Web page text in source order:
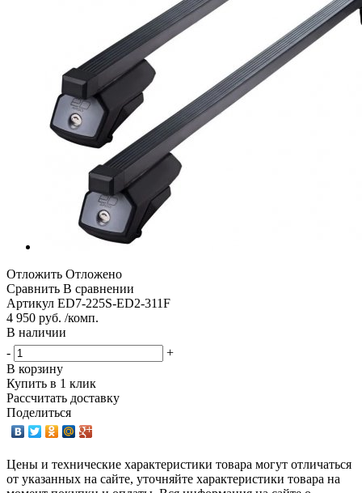
Отложить Отложено
Сравнить В сравнении
Артикул ED7-225S-ED2-311F
4 950 руб. /комп.
В наличии
-
+
В корзину
Купить в 1 клик
Рассчитать доставку
Поделиться
Цены и технические характеристики товара могут отличаться
от указанных на сайте, уточняйте характеристики товара на